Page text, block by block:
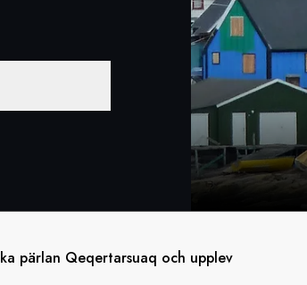
pärlan Qeqertarsuaq och upplev